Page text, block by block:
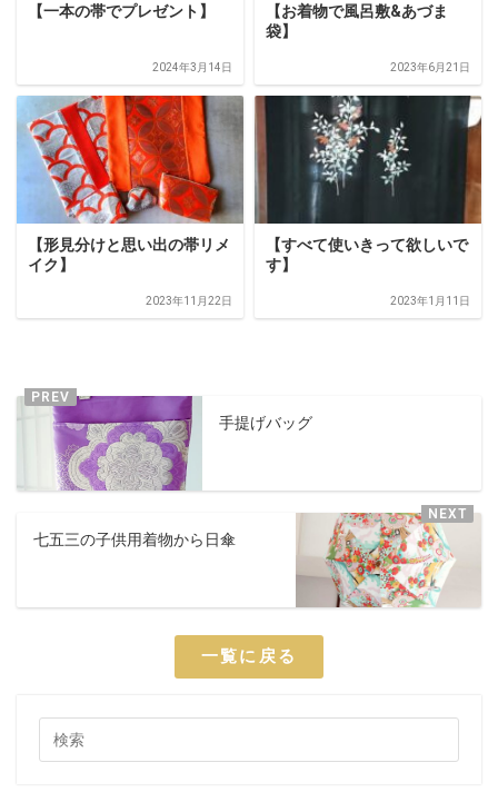
【一本の帯でプレゼント】
2024年3月14日
【お着物で風呂敷&あづま
袋】
2023年6月21日
【形見分けと思い出の帯リメ
イク】
2023年11月22日
【すべて使いきって欲しいで
す】
2023年1月11日
手提げバッグ
七五三の子供用着物から日傘
一覧に戻る